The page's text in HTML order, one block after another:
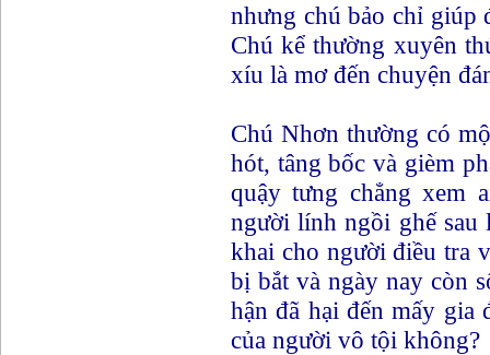
nhưng chú bảo chỉ giúp
Chú kể thường xuyên
xíu là mơ đến chuyện
Chú Nhơn thường có
hót, tâng bốc và gièm
quậy tưng chẳng xem
người lính ngồi ghế sau
khai cho người điều tra
bị bắt và ngày nay còn
hận đã hại đến mấy gia
của người vô tội không?